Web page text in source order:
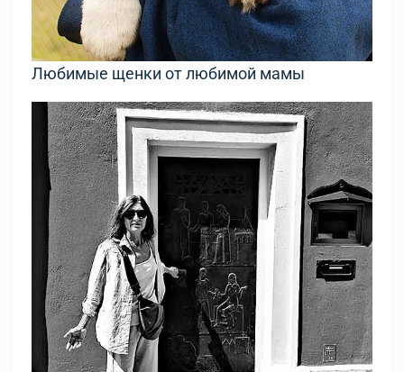
Любимые щенки от любимой мамы